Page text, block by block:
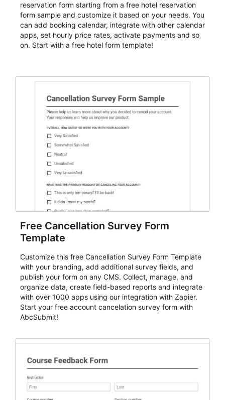
reservation form starting from a free hotel reservation
form sample and customize it based on your needs. You
can add booking calendar, integrate with other calendar
apps, set hourly price rates, activate payments and so
on. Start with a free hotel form template!
Free Cancellation Survey Form
Template
Customize this free Cancellation Survey Form Template
with your branding, add additional survey fields, and
publish your form on any CMS. Collect, manage, and
organize data, create field-based reports and integrate
with over 1000 apps using our integration with Zapier.
Start your free account cancelation survey form with
AbcSubmit!